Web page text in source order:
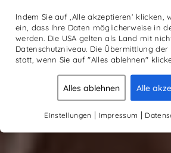
Indem Sie auf ‚Alle akzeptieren‘ klicken,
ein, dass Ihre Daten möglicherweise in
werden. Die USA gelten als Land mit
Datenschutzniveau. Die Übermittlung
statt, wenn Sie auf "Alles ablehnen"
Alles ablehnen Alle
Einstellungen | Impressum |